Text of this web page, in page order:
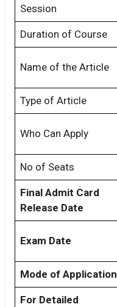
Session
Duration of Course
Name of the Article
Type of Article
Who Can Apply
No of Seats
Final Admit Card
Release Date
Exam Date
Mode of Application
For Detailed